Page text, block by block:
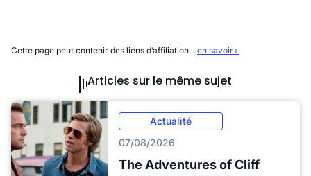
Cette page peut contenir des liens d’affiliation... en savoir+
Articles sur le même sujet
Actualité
07/08/2026
The Adventures of Cliff